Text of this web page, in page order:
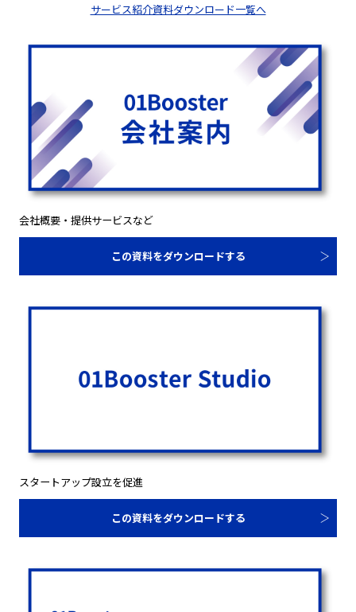
サービス紹介資料ダウンロード一覧へ
会社概要・提供サービスなど
この資料をダウンロードする
スタートアップ設立を促進
この資料をダウンロードする